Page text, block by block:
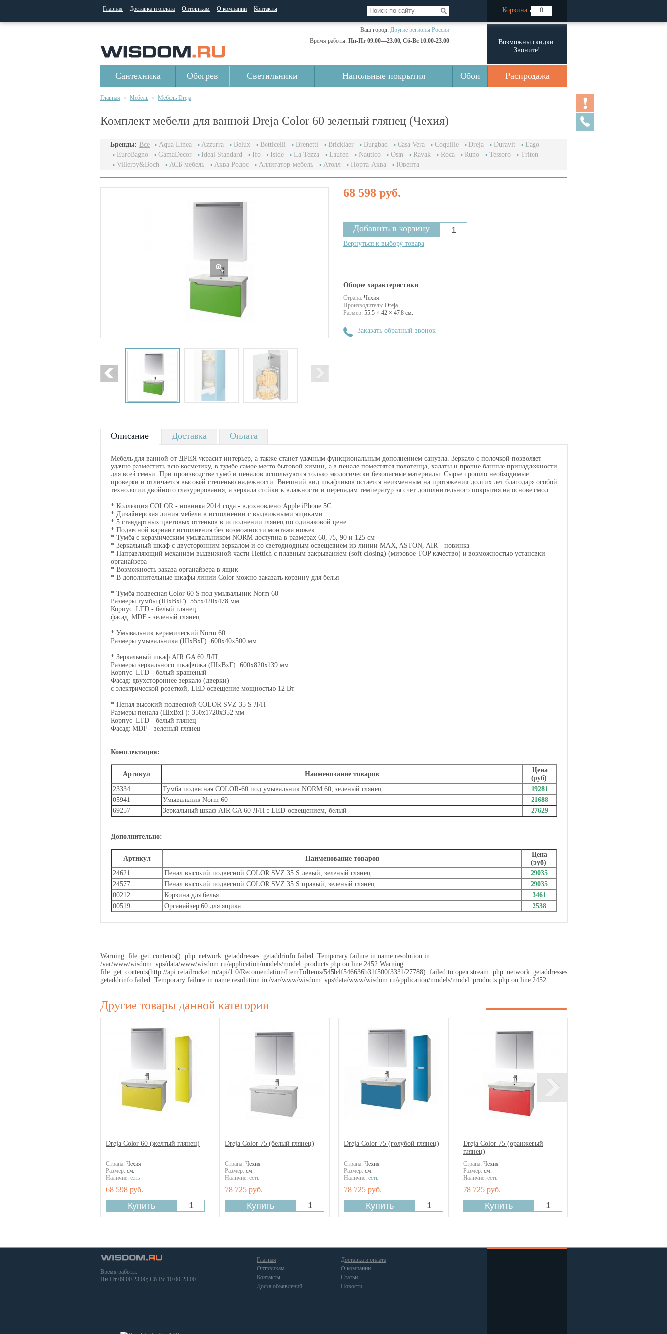
Главная Доставка и оплата Оптовикам О компании Контакты Корзина 0
Ваш город: Другие регионы России
Время работы: Пн-Пт 09.00—23.00, Сб-Вс 10.00-23.00
Возможны скидки.
Звоните!
Сантехника Обогрев Светильники Напольные покрытия Обои Распродажа
Главная > Мебель > Мебель Dreja
Комплект мебели для ванной Dreja Color 60 зеленый глянец (Чехия)
Бренды: Все Aqua Linea Azzurra Belux Botticelli Brenetti Bricklaer Burgbad Casa Vera Coquille Dreja Duravit
Eago
EuroBagno
GamaDecor Ideal Standard Ifo Iside La Tezza Laufen Nautico Osm Ravak Roca Runo Tessoro
Triton
Villeroy&Boch
АСБ мебель Аква Родос Аллигатор-мебель Атолл Норта-Аква Ювента
68 598 руб.
Вернуться к выбору товара
Общие характеристики
Страна: Чехия
Производитель: Dreja
Размер: 55.5 × 42 × 47.8 см.
Заказать обратный звонок
Описание Доставка Оплата
Мебель для ванной от ДРЕЯ украсит интерьер, а также станет удачным функциональным дополнением санузла. Зеркало с полочкой позволяет
удачно разместить всю косметику, в тумбе самое место бытовой химии, а в пенале поместятся полотенца, халаты и прочие банные принадлежности
для всей семьи. При производстве тумб и пеналов используются только экологически безопасные материалы. Сырье прошло необходимые
проверки и отличается высокой степенью надежности. Внешний вид шкафчиков остается неизменным на протяжении долгих лет благодаря особой
технологии двойного глазурирования, а зеркала стойки к влажности и перепадам температур за счет дополнительного покрытия на основе смол.
* Коллекция COLOR - новинка 2014 года - вдохновлено Apple iPhone 5C
* Дизайнерская линия мебели в исполнении с выдвижными ящиками
* 5 стандартных цветовых оттенков в исполнении глянец по одинаковой цене
* Подвесной вариант исполнения без возможности монтажа ножек
* Тумба с керамическим умывальником NORM доступна в размерах 60, 75, 90 и 125 см
* Зеркальный шкаф с двусторонним зеркалом и со светодиодным освещением из линии MAX, ASTON, AIR - новинка
* Направляющий механизм выдвижной части Hettich с плавным закрыванием (soft closing) (мировое TOP качество) и возможностью установки
органайзера
* Возможность заказа органайзера в ящик
* В дополнительные шкафы линии Color можно заказать корзину для белья
* Тумба подвесная Color 60 S под умывальник Norm 60
Размеры тумбы (ШхВхГ): 555x420x478 мм
Корпус: LTD - белый глянец
фасад: MDF - зеленый глянец
* Умывальник керамический Norm 60
Размеры умывальника (ШхВхГ): 600х40х500 мм
* Зеркальный шкаф AIR GA 60 Л/П
Размеры зеркального шкафчика (ШхВхГ): 600x820x139 мм
Корпус: LTD - белый крашеный
Фасад: двухстороннее зеркало (дверки)
с электрической розеткой, LED освещение мощностью 12 Вт
* Пенал высокий подвесной COLOR SVZ 35 S Л/П
Размеры пенала (ШхВхГ): 350x1720x352 мм
Корпус: LTD - белый глянец
Фасад: MDF - зеленый глянец
Комплектация:
Артикул Наименование товаров
Цена
(руб)
23334
Тумба подвесная COLOR-60 под умывальник NORM 60, зеленый глянец
19281
05941
Умывальник Norm 60
21688
69257
Зеркальный шкаф AIR GA 60 Л/П с LED-освещением, белый 27629
Дополнительно:
Артикул Наименование товаров
Цена
(руб)
24621
Пенал высокий подвесной COLOR SVZ 35 S левый, зеленый глянец
29035
24577
Пенал высокий подвесной COLOR SVZ 35 S правый, зеленый глянец
29035
00212
Корзина для белья
3461
00519
Органайзер 60 для ящика 2538
Warning: file_get_contents(): php_network_getaddresses: getaddrinfo failed: Temporary failure in name resolution in
/var/www/wisdom_vps/data/www/wisdom.ru/application/models/model_products.php on line 2452 Warning:
file_get_contents(http://api.retailrocket.ru/api/1.0/Recomendation/ItemToItems/545b4f546636b31f500f3331/27788): failed to open stream: php_network_getaddresses:
getaddrinfo failed: Temporary failure in name resolution in /var/www/wisdom_vps/data/www/wisdom.ru/application/models/model_products.php on line 2452
Другие товары данной категории
Dreja Color 60 (жeлтый глянец)
Страна: Чехия
Размер: см.
Наличие: есть
68 598 руб.
Dreja Color 75 (белый глянец)
Страна: Чехия
Размер: см.
Наличие: есть
78 725 руб.
Dreja Color 75 (голубой глянец)
Страна: Чехия
Размер: см.
Наличие: есть
78 725 руб.
Dreja Color 75 (оранжевый
глянец)
Страна: Чехия
Размер: см.
Наличие: есть
78 725 руб.
Время работы:
Пн-Пт 09.00-23.00; Сб-Вс 10.00-23.00
Главная
Доставка и оплата
Оптовикам
О компании
Контакты
Статьи
Доска объявлений
Новости